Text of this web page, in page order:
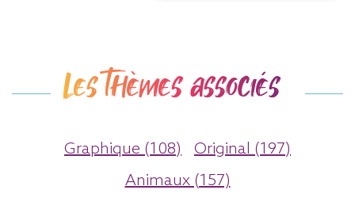
Les thèmes associés
Graphique (108)
Original (197)
Animaux (157)